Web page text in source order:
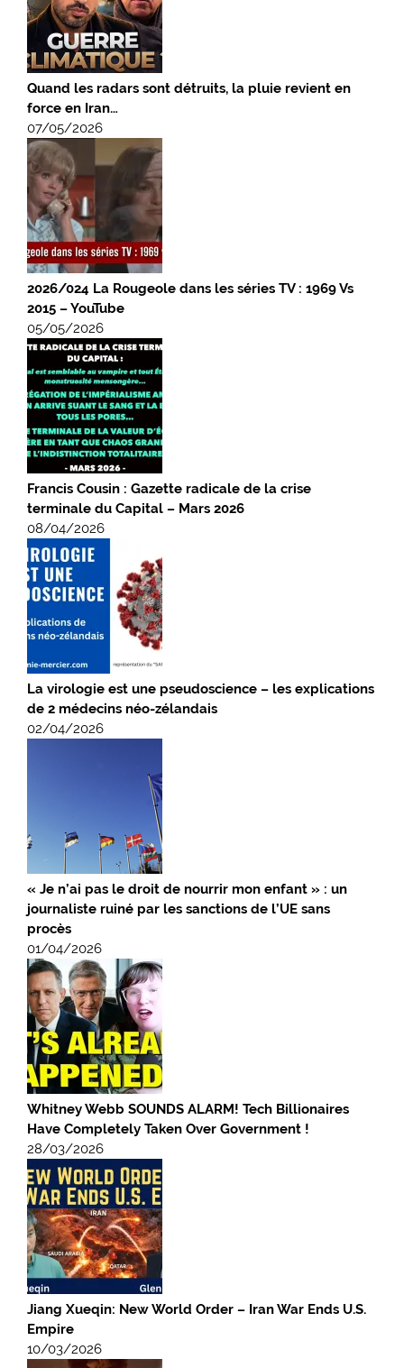
Quand les radars sont détruits, la pluie revient en
force en Iran…
07/05/2026
2026/024 La Rougeole dans les séries TV : 1969 Vs
2015 – YouTube
05/05/2026
Francis Cousin : Gazette radicale de la crise
terminale du Capital – Mars 2026
08/04/2026
La virologie est une pseudoscience – les explications
de 2 médecins néo-zélandais
02/04/2026
« Je n’ai pas le droit de nourrir mon enfant » : un
journaliste ruiné par les sanctions de l’UE sans
procès
01/04/2026
Whitney Webb SOUNDS ALARM! Tech Billionaires
Have Completely Taken Over Government !
28/03/2026
Jiang Xueqin: New World Order – Iran War Ends U.S.
Empire
10/03/2026